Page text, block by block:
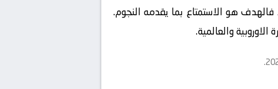
فالهدف هو الاستمتاع بما يقدمه النجوم.
والعالمية.